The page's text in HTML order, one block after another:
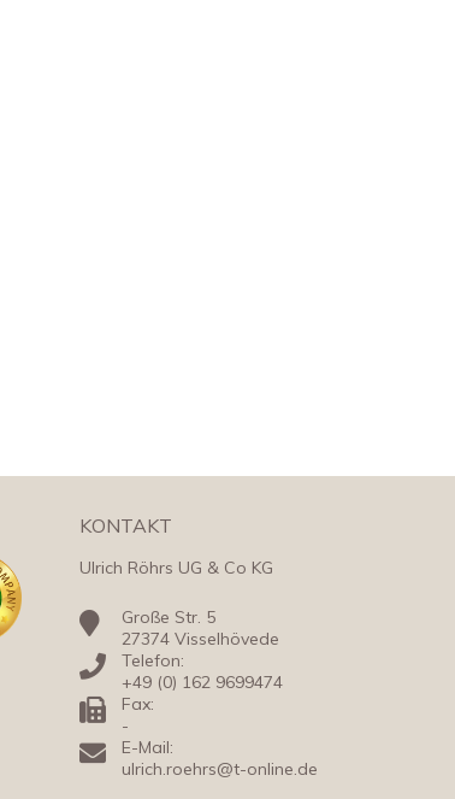
KONTAKT
Ulrich Röhrs UG & Co KG
Große Str. 5
27374 Visselhövede
Telefon:
+49 (0) 162 9699474
Fax:
-
E-Mail:
ulrich.roehrs@t-online.de